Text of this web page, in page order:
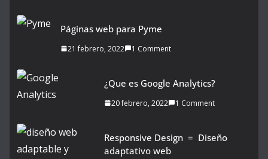
Páginas web para Pyme
21 febrero, 2022 1 Comment
¿Que es Google Analytics?
20 febrero, 2022 1 Comment
Responsive Design = Diseño
adaptativo web